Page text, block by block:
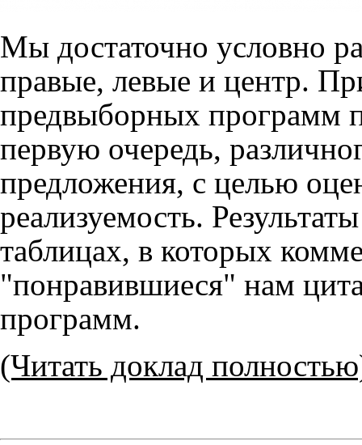
Мы достаточно условно
правые, левые и центр.
предвыборных программ
первую очередь,
предложения, с целью
реализуемость.
таблицах, в которых
"понравившиеся" нам
программ.
(Читать доклад